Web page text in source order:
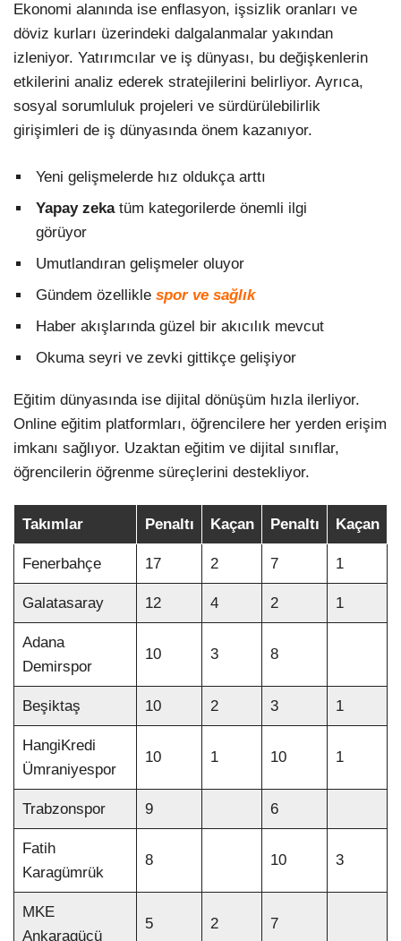
Ekonomi alanında ise enflasyon, işsizlik oranları ve
döviz kurları üzerindeki dalgalanmalar yakından
izleniyor. Yatırımcılar ve iş dünyası, bu değişkenlerin
etkilerini analiz ederek stratejilerini belirliyor. Ayrıca,
sosyal sorumluluk projeleri ve sürdürülebilirlik
girişimleri de iş dünyasında önem kazanıyor.
Yeni gelişmelerde hız oldukça arttı
Yapay zekatüm kategorilerde önemli ilgi
görüyor
Umutlandıran gelişmeler oluyor
Gündem özellikle spor ve sağlık
Haber akışlarında güzel bir akıcılık mevcut
Okuma seyri ve zevki gittikçe gelişiyor
Eğitim dünyasında ise dijital dönüşüm hızla ilerliyor.
Online eğitim platformları, öğrencilere her yerden erişim
imkanı sağlıyor. Uzaktan eğitim ve dijital sınıflar,
öğrencilerin öğrenme süreçlerini destekliyor.
Takımlar Penaltı Kaçan Penaltı Kaçan
Fenerbahçe 17 2 7 1
Galatasaray 12 4 2 1
Adana
Demirspor
10 3 8
Beşiktaş 10 2 3 1
HangiKredi
Ümraniyespor
10 1 10 1
Trabzonspor 9 6
Fatih
Karagümrük
8 10 3
MKE
Ankaragücü
5 2 7